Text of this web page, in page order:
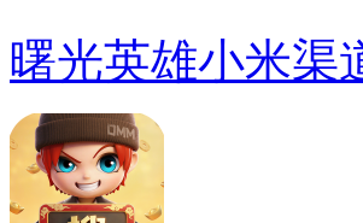
曙光英雄小米渠